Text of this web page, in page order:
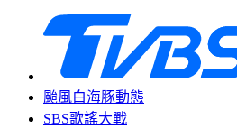
颱風白海豚動態
SBS歌謠大戰